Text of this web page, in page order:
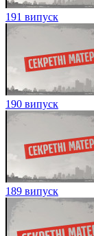
191 випуск
190 випуск
189 випуск